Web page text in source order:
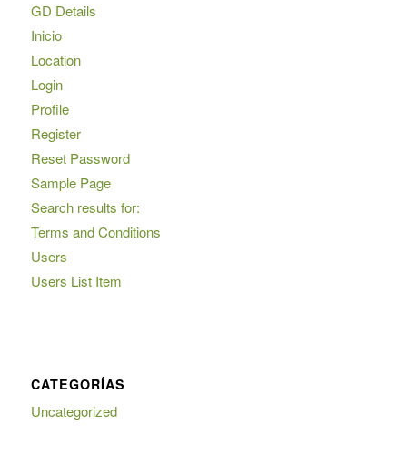
GD Details
Inicio
Location
Login
Profile
Register
Reset Password
Sample Page
Search results for:
Terms and Conditions
Users
Users List Item
CATEGORÍAS
Uncategorized